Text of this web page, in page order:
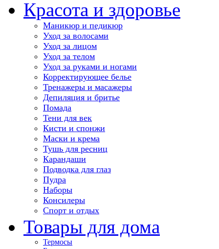
Красота и здоровье
Маникюр и педикюр
Уход за волосами
Уход за лицом
Уход за телом
Уход за руками и ногами
Корректирующее белье
Тренажеры и масажеры
Депиляция и бритье
Помада
Тени для век
Кисти и спонжи
Маски и крема
Тушь для ресниц
Карандаши
Подводка для глаз
Пудра
Наборы
Консилеры
Спорт и отдых
Товары для дома
Термосы